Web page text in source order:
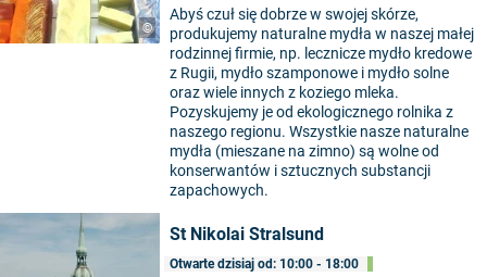
©
Abyś czuł się dobrze w swojej skórze,
produkujemy naturalne mydła w naszej małej
rodzinnej firmie, np. lecznicze mydło kredowe
z Rugii, mydło szamponowe i mydło solne
oraz wiele innych z koziego mleka.
Pozyskujemy je od ekologicznego rolnika z
naszego regionu. Wszystkie nasze naturalne
mydła (mieszane na zimno) są wolne od
konserwantów i sztucznych substancji
zapachowych.
St Nikolai Stralsund
Otwarte dzisiaj od: 10:00 - 18:00